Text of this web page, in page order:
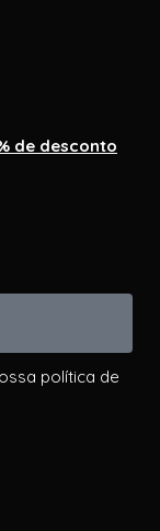
de desconto
política de